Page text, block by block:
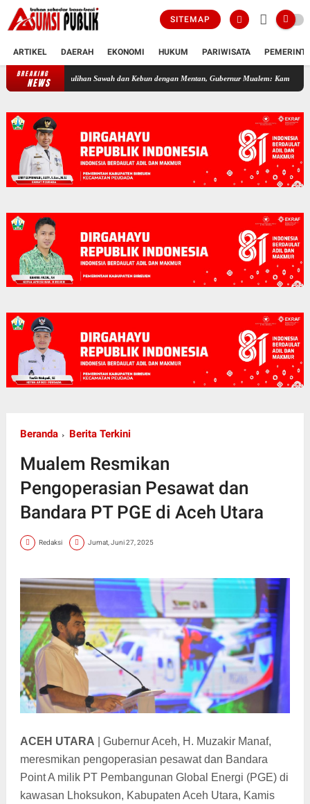
SITEMAP
ARTIKEL DAERAH EKONOMI HUKUM PARIWISATA
BREAKING
NEWS
Pemulihan Sawah dan Kebun dengan Mentan, Gubernur Mualem: Kami Butuh
Beranda Berita Terkini
Mualem Resmikan
Pengoperasian Pesawat dan
Bandara PT PGE di Aceh Utara
Redaksi Jumat, Juni 27, 2025
ACEH UTARA
Gubernur Aceh, H. Muzakir Manaf,
meresmikan pengoperasian pesawat dan Bandara
Point A milik PT Pembangunan Global Energi (PGE) di
kawasan Lhoksukon, Kabupaten Aceh Utara, Kamis